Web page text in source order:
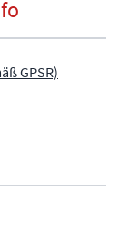
GPSR)